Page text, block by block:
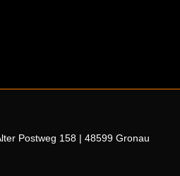
Postweg 158 | 48599 Gronau